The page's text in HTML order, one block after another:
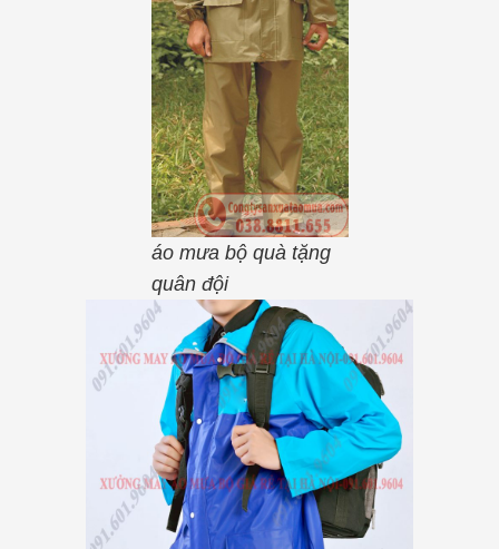
áo mưa bộ quà tặng
quân đội